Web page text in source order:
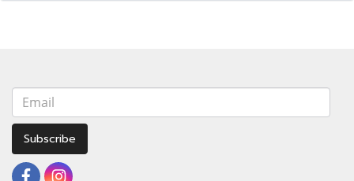
Subscribe